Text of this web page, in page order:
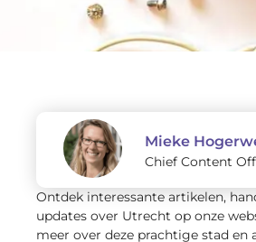
Mieke
Chief Content
Ontdek interessante artikelen,
updates over Utrecht op onze
meer over deze prachtige stad en